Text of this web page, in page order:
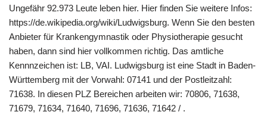
Ungefähr 92.973 Leute leben hier. Hier finden Sie weitere Infos:
https://de.wikipedia.org/wiki/Ludwigsburg. Wenn Sie den besten
Anbieter für Krankengymnastik oder Physiotherapie gesucht
haben, dann sind hier vollkommen richtig. Das amtliche
Kennnzeichen ist: LB, VAI. Ludwigsburg ist eine Stadt in Baden-
Württemberg mit der Vorwahl: 07141 und der Postleitzahl:
71638. In diesen PLZ Bereichen arbeiten wir: 70806, 71638,
71679, 71634, 71640, 71696, 71636, 71642 / .